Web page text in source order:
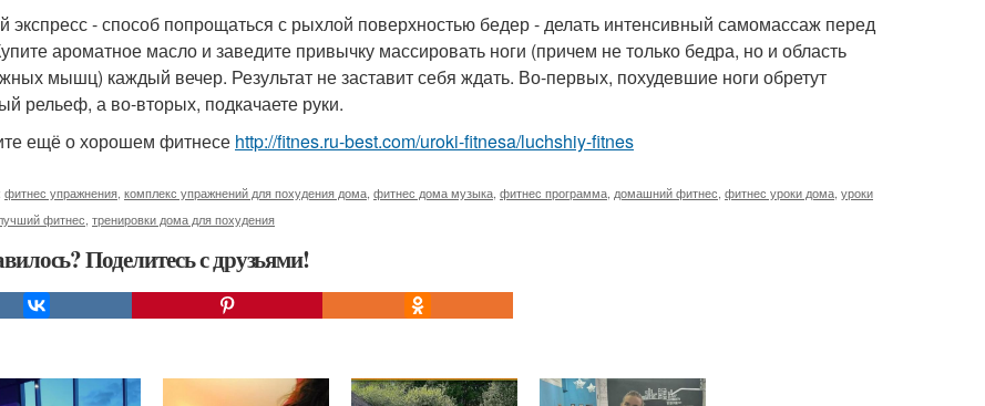
экспресс - способ попрощаться с рыхлой поверхностью бедер - делать интенсивный самомассаж перед
ароматное масло и заведите привычку массировать ноги (причем не только бедра, но и область
мышц) каждый вечер. Результат не заставит себя ждать. Во-первых, похудевшие ноги обретут
рельеф, а во-вторых, подкачаете руки.
ещё о хорошем фитнесе http://fitnes.ru-best.com/uroki-fitnesa/luchshiy-fitnes
фитнес упражнения комплекс упражнений для похудения дома фитнес дома музыка фитнес программа домашний фитнес фитнес уроки дома уроки
фитнес тренировки дома для похудения
Поделитесь с друзьями!